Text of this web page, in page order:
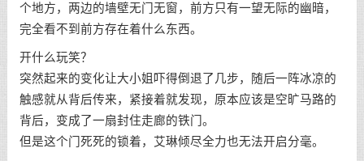
个地方，两边的墙壁无门无窗，前方只有一望无际的幽暗，
完全看不到前方存在着什么东西。
开什么玩笑？
突然起来的变化让大小姐吓得倒退了几步，随后一阵冰凉的
触感就从背后传来，紧接着就发现，原本应该是空旷马路的
背后，变成了一扇封住走廊的铁门。
但是这个门死死的锁着，艾琳倾尽全力也无法开启分毫。